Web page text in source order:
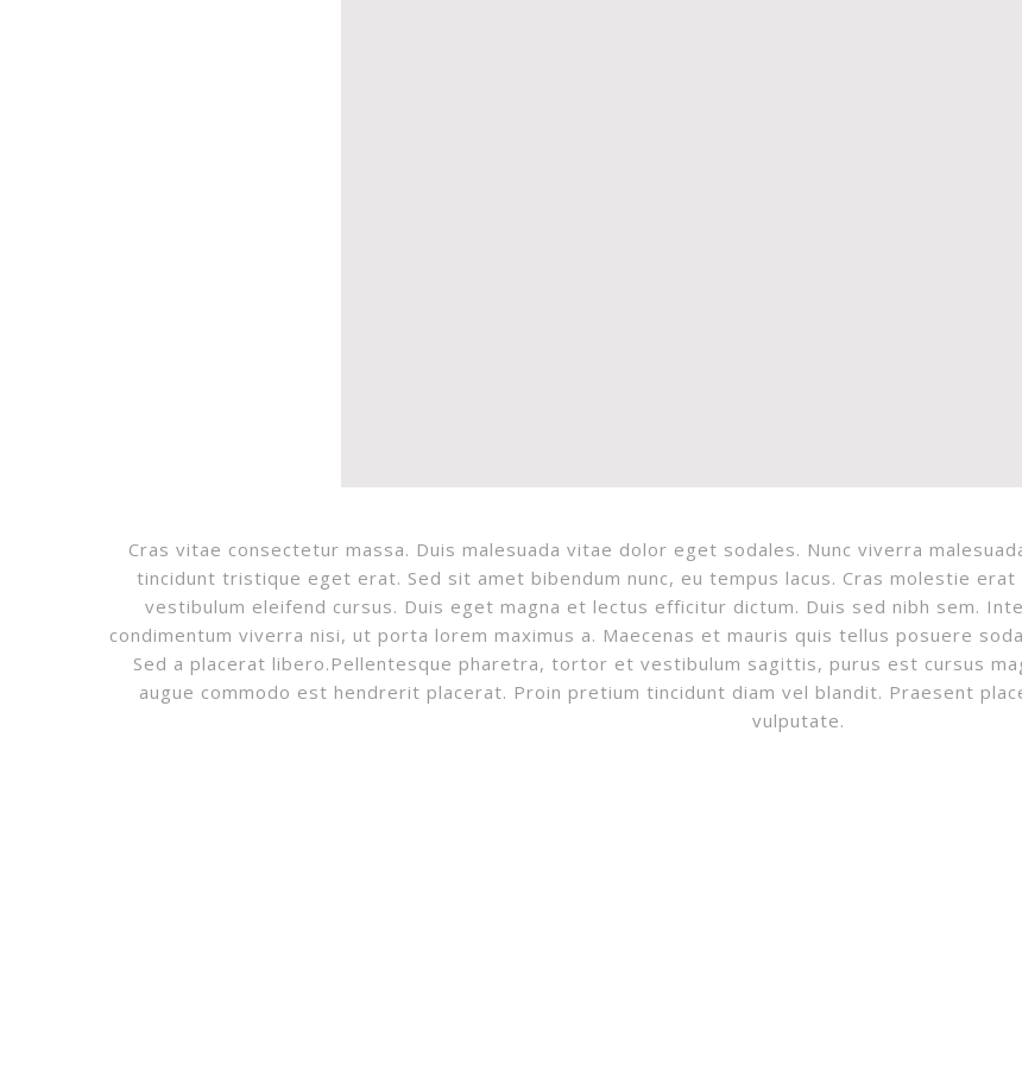
Cras vitae consectetur massa. Duis malesuada vitae dolor eget sodales. Nunc viverra
tincidunt tristique eget erat. Sed sit amet bibendum nunc, eu tempus lacus. Cras molestie
vestibulum eleifend cursus. Duis eget magna et lectus efficitur dictum. Duis sed nibh sem.
condimentum viverra nisi, ut porta lorem maximus a. Maecenas et mauris quis tellus posuere
Sed a placerat libero.Pellentesque pharetra, tortor et vestibulum sagittis, purus est cursus
augue commodo est hendrerit placerat. Proin pretium tincidunt diam vel blandit. Praesent
vulputate.